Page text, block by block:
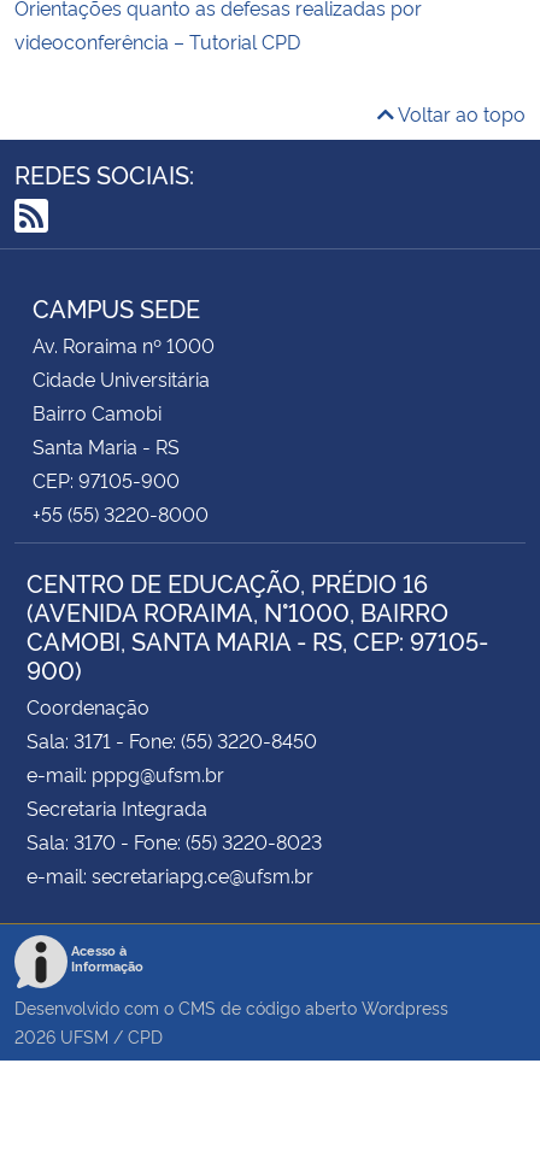
Orientações quanto as defesas realizadas por
videoconferência – Tutorial CPD
Voltar ao topo
REDES SOCIAIS:
RSS
CAMPUS SEDE
Av. Roraima nº 1000
Cidade Universitária
Bairro Camobi
Santa Maria - RS
CEP: 97105-900
+55 (55) 3220-8000
CENTRO DE EDUCAÇÃO, PRÉDIO 16
(AVENIDA RORAIMA, N°1000, BAIRRO
CAMOBI, SANTA MARIA - RS, CEP: 97105-
900)
Coordenação
Sala: 3171 - Fone: (55) 3220-8450
e-mail: pppg@ufsm.br
Secretaria Integrada
Sala: 3170 - Fone: (55) 3220-8023
e-mail: secretariapg.ce@ufsm.br
Acesso à
Informação
Desenvolvido com o CMS de código aberto Wordpress
2026 UFSM / CPD